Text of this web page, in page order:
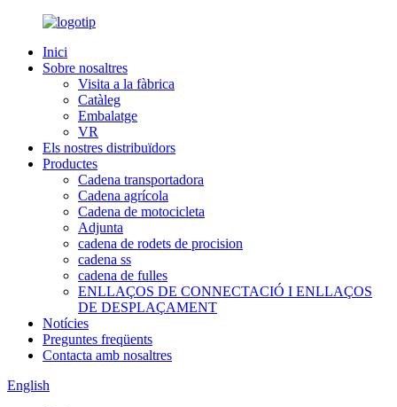
Inici
Sobre nosaltres
Visita a la fàbrica
Catàleg
Embalatge
VR
Els nostres distribuïdors
Productes
Cadena transportadora
Cadena agrícola
Cadena de motocicleta
Adjunta
cadena de rodets de procision
cadena ss
cadena de fulles
ENLLAÇOS DE CONNECTACIÓ I ENLLAÇOS
DE DESPLAÇAMENT
Notícies
Preguntes freqüents
Contacta amb nosaltres
English